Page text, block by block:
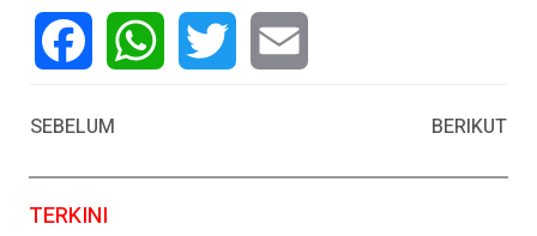
SEBELUM
BERIKUT
TERKINI